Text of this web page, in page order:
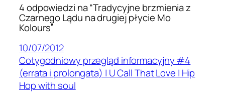
4 odpowiedzi na “Tradycyjne brzmienia z
Czarnego Lądu na drugiej płycie Mo
Kolours”
10/07/2012
Cotygodniowy przegląd informacyjny #4
(errata i prolongata) | U Call That Love | Hip
Hop with soul